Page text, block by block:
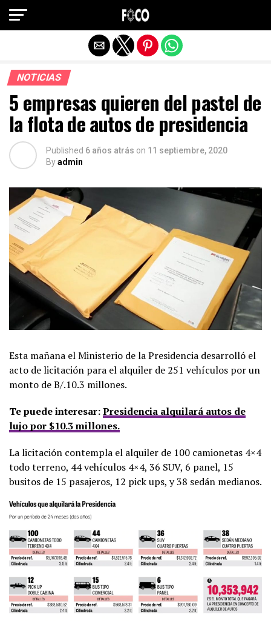
NOTICIAS
5 empresas quieren del pastel de
la flota de autos de presidencia
Published 6 años atrás on 11 septiembre, 2020
Byadmin
Esta mañana el Ministerio de la Presidencia desarrolló el
acto de licitación para el alquiler de 251 vehículos por un
monto de B/.10.3 millones.
Te puede interesar:Presidencia alquilará autos de
lujo por $10.3 millones.
La licitación contempla el alquiler de 100 camionetas 4×4
todo terreno, 44 vehículos 4×4, 36 SUV, 6 panel, 15
busitos de 15 pasajeros, 12 pick ups, y 38 sedán medianos.
Salir de la versión móvil